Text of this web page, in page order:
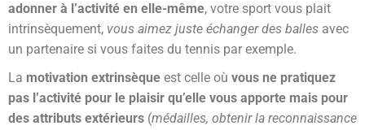
adonner à l’activité en elle-même, votre sport vous plait
intrinsèquement, vous aimez juste échanger des balles avec
un partenaire si vous faites du tennis par exemple.
La motivation extrinsèque est celle où vous ne pratiquez
pas l’activité pour le plaisir qu’elle vous apporte mais pour
des attributs extérieurs (médailles, obtenir la reconnaissance